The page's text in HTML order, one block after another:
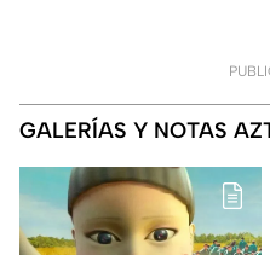
GALERÍAS Y NOTAS